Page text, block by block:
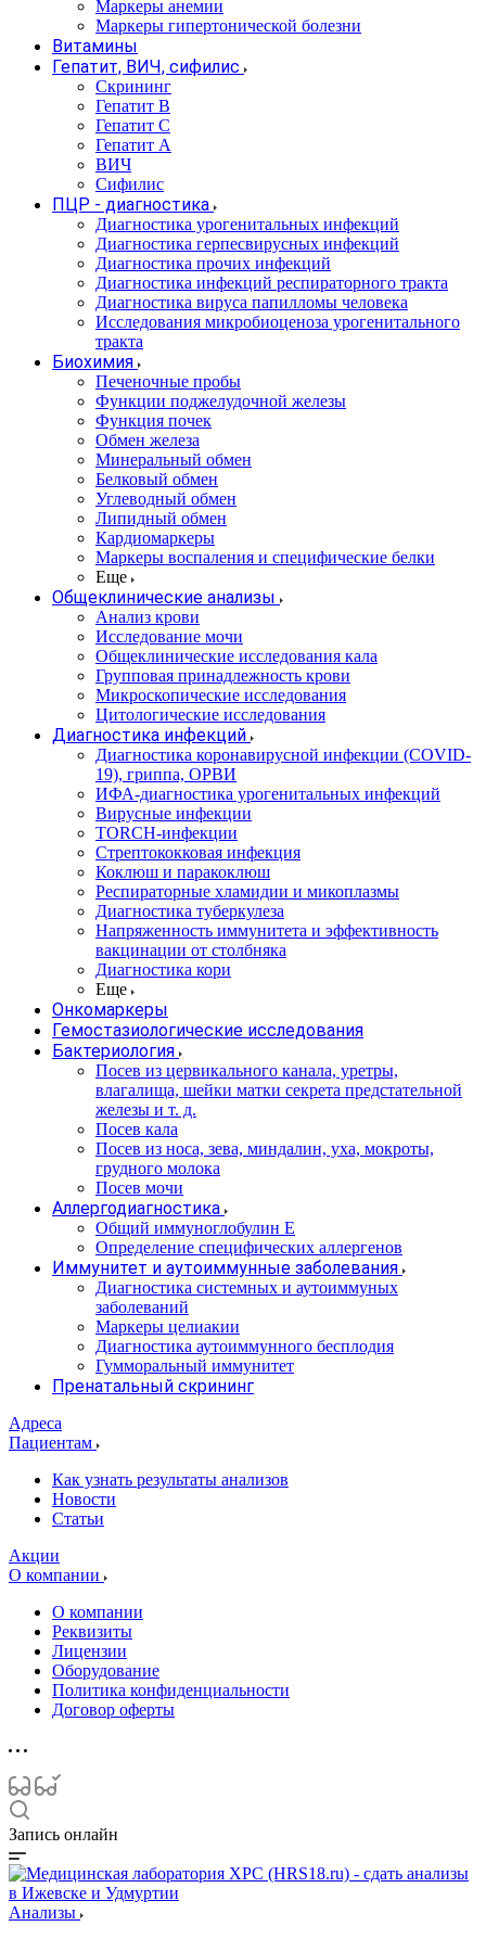
Маркеры анемии
Маркеры гипертонической болезни
Витамины
Гепатит, ВИЧ, сифилис
Скрининг
Гепатит В
Гепатит С
Гепатит А
ВИЧ
Сифилис
ПЦР - диагностика
Диагностика урогенитальных инфекций
Диагностика герпесвирусных инфекций
Диагностика прочих инфекций
Диагностика инфекций респираторного тракта
Диагностика вируса папилломы человека
Исследования микробиоценоза урогенитального
тракта
Биохимия
Печеночные пробы
Функции поджелудочной железы
Функция почек
Обмен железа
Минеральный обмен
Белковый обмен
Углеводный обмен
Липидный обмен
Кардиомаркеры
Маркеры воспаления и специфические белки
Еще
Общеклинические анализы
Анализ крови
Исследование мочи
Общеклинические исследования кала
Групповая принадлежность крови
Микроскопические исследования
Цитологические исследования
Диагностика инфекций
Диагностика коронавирусной инфекции (COVID-
19), гриппа, ОРВИ
ИФА-диагностика урогенитальных инфекций
Вирусные инфекции
TORCH-инфекции
Стрептококковая инфекция
Коклюш и паракоклюш
Респираторные хламидии и микоплазмы
Диагностика туберкулеза
Напряженность иммунитета и эффективность
вакцинации от столбняка
Диагностика кори
Еще
Онкомаркеры
Гемостазиологические исследования
Бактериология
Посев из цервикального канала, уретры,
влагалища, шейки матки секрета предстательной
железы и т. д.
Посев кала
Посев из носа, зева, миндалин, уха, мокроты,
грудного молока
Посев мочи
Аллергодиагностика
Общий иммуноглобулин Е
Определение специфических аллергенов
Иммунитет и аутоиммунные заболевания
Диагностика системных и аутоиммуных
заболеваний
Маркеры целиакии
Диагностика аутоиммунного бесплодия
Гумморальный иммунитет
Пренатальный скрининг
Адреса
Пациентам
Как узнать результаты анализов
Новости
Статьи
Акции
О компании
О компании
Реквизиты
Лицензии
Оборудование
Политика конфиденциальности
Договор оферты
Запись онлайн
Анализы